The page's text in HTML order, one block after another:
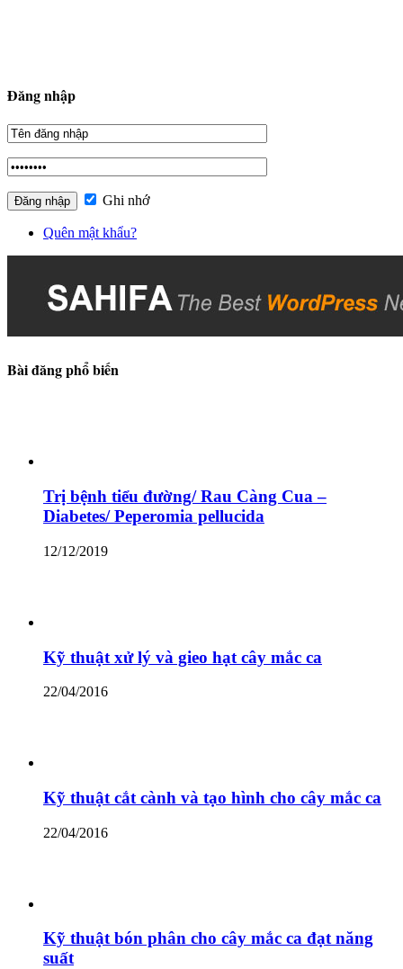
Đăng nhập
Ghi nhớ
Quên mật khẩu?
Bài đăng phổ biến
Trị bệnh tiểu đường/ Rau Càng Cua –
Diabetes/ Peperomia pellucida
12/12/2019
Kỹ thuật xử lý và gieo hạt cây mắc ca
22/04/2016
Kỹ thuật cắt cành và tạo hình cho cây mắc ca
22/04/2016
Kỹ thuật bón phân cho cây mắc ca đạt năng
suất